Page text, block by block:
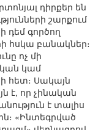
դիրքեր են
շարքում
դեմ գործող
հսկա բանակներ։
ոչ մի
կամ
հետ։ Սակայն
է, որ չինական
է տալիս
«Ինտեգրված